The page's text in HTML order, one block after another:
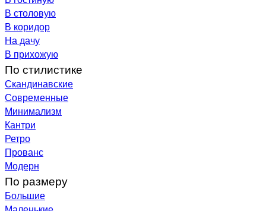
В столовую
В коридор
На дачу
В прихожую
По стилистике
Скандинавские
Современные
Минимализм
Кантри
Ретро
Прованс
Модерн
По размеру
Большие